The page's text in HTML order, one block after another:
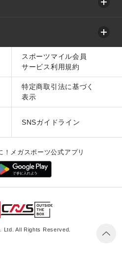
スポーツマイル会員
サービス利用規約
特定商取引法に基づく
表示
SNSガイドライン
！メガスポーツ公式アプリ
Ltd. All Rights Reserved.